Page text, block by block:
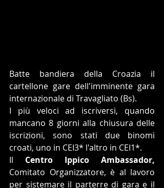
Batte bandiera della Croazia il
cartellone gare dell'imminente gara
internazionale di Travagliato (Bs).
I più veloci ad iscriversi, quando
mancano 8 giorni alla chiusura delle
iscrizioni, sono stati due binomi
croati, uno in CEI3* l'altro in CEI1*.
Il
Comitato Organizzatore, è al lavoro
per sistemare il parterre di gara e il